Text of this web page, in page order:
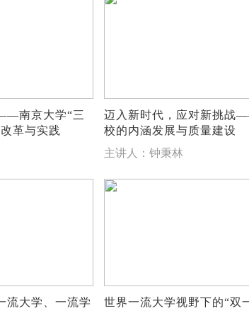
南京大学“三
革与实践
迈入新时代，应对新挑战
校的内涵发展与质量建设
主讲人：钟秉林
流大学、一流学
世界一流大学视野下的“双